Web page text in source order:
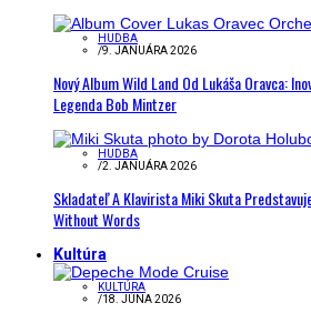
HUDBA
/9. JANUÁRA 2026
Nový Album Wild Land Od Lukáša Oravca:
Legenda Bob Mintzer
HUDBA
/2. JANUÁRA 2026
Skladateľ A Klavirista Miki Skuta
Without Words
Kultúra
KULTÚRA
/18. JÚNA 2026